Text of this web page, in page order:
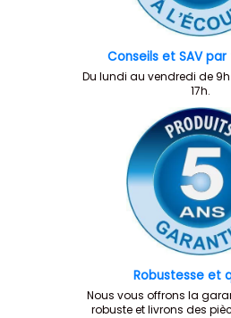
Conseils et SAV
Du lundi au vendredi de 9h
17h.
Robustesse et
Nous vous offrons la
robuste et livrons des